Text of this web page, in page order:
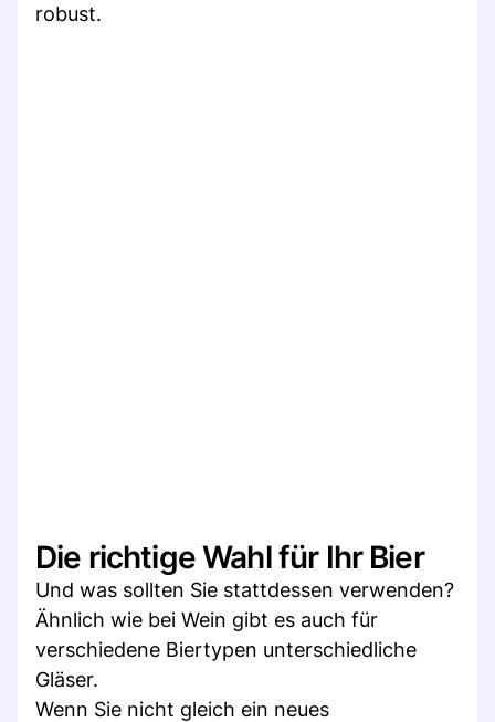
robust.
Die richtige Wahl für Ihr Bier
Und was sollten Sie stattdessen verwenden?
Ähnlich wie bei Wein gibt es auch für
verschiedene Biertypen unterschiedliche
Gläser.
Wenn Sie nicht gleich ein neues